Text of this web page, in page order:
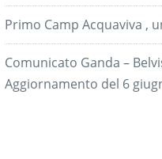
Primo Camp Acquaviva ,
Comunicato Ganda –
Aggiornamento del 6